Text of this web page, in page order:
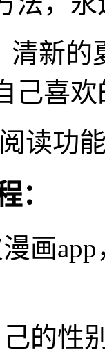
清新
己喜
读功
：
画
的性